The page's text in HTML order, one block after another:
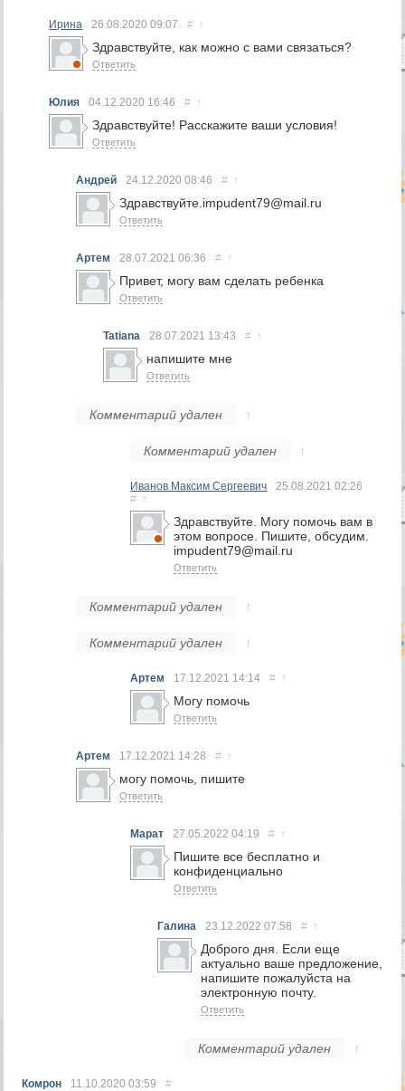
Ирина 26.08.2020 09:07 # ↑
Здравствуйте, как можно с вами связаться?
Ответить
Юлия 04.12.2020 16:46 # ↑
Здравствуйте! Расскажите ваши условия!
Ответить
Андрей 24.12.2020 08:46 # ↑
Здравствуйте.impudent79@mail.ru
Ответить
Артем 28.07.2021 06:36 # ↑
Привет, могу вам сделать ребенка
Ответить
Tatiana 28.07.2021 13:43 # ↑
напишите мне
Ответить
Комментарий удален ↑
Комментарий удален ↑
Иванов Максим Сергеевич 25.08.2021 02:26
# ↑
Здравствуйте. Могу помочь вам в
этом вопросе. Пишите, обсудим.
impudent79@mail.ru
Ответить
Комментарий удален ↑
Комментарий удален ↑
Артем 17.12.2021 14:14 # ↑
Могу помочь
Ответить
Артем 17.12.2021 14:28 # ↑
могу помочь, пишите
Ответить
Марат 27.05.2022 04:19 # ↑
Пишите все бесплатно и
конфиденциально
Ответить
Галина 23.12.2022 07:58 # ↑
Доброго дня. Если еще
актуально ваше предложение,
напишите пожалуйста на
электронную почту.
Ответить
Комментарий удален ↑
Комрон 11.10.2020 03:59 #